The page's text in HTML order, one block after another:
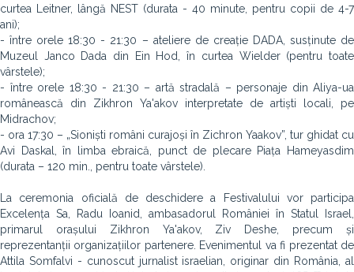
curtea Leitner, lângă NEST (durata - 40 minute, pentru copii de 4-7
ani);
- între orele 18:30 - 21:30 – ateliere de creație DADA, susținute de
Muzeul Janco Dada din Ein Hod, în curtea Wielder (pentru toate
vârstele);
- între orele 18:30 - 21:30 – artă stradală – personaje din Aliya-ua
românească din Zikhron Ya'akov interpretate de artiști locali, pe
Midrachov;
- ora 17:30 – „Sioniști români curajoși în Zichron Yaakov”, tur ghidat cu
Avi Daskal, în limba ebraică, punct de plecare Piața Hameyasdim
(durata – 120 min., pentru toate vârstele).
La ceremonia oficială de deschidere a Festivalului vor participa
Excelența Sa, Radu Ioanid, ambasadorul României în Statul Israel,
primarul orașului Zikhron Ya'akov, Ziv Deshe, precum și
reprezentanții organizațiilor partenere. Evenimentul va fi prezentat de
Attila Somfalvi - cunoscut jurnalist israelian, originar din România, al